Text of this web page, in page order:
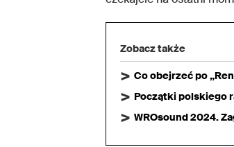
Zobacz także
Co obejrzeć po
Początki polskiego
WROsound 2024.